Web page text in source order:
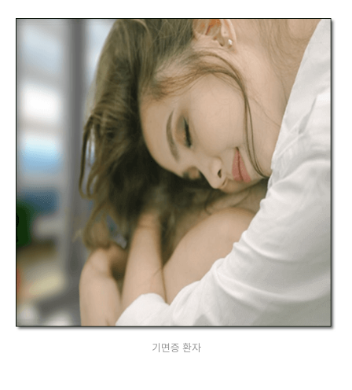
기면증 환자